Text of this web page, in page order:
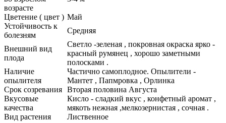
возрасте
Цветение ( цвет ) Май
Устойчивость к
болезням
Средняя
Внешний вид
плода
Светло -зеленая , покровная окраска ярко -
красный румянец , хорошо заметными
полосками .
Наличие
опылителя
Частично самоплодное. Опылители -
Мантет , Папмровка , Орлинка
Срок созревания Вторая половина Августа
Вкусовые
качества
Кисло - сладкий вкус , конфетный аромат ,
мякоть нежная ,мелкозернистая , сочная .
Вид растения
Лиственное